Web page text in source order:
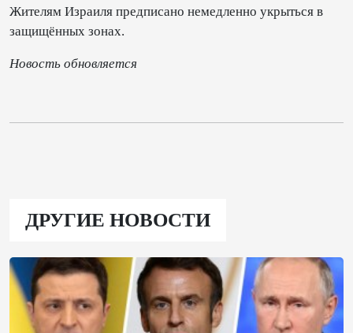
Жителям Израиля предписано немедленно укрыться в
защищённых зонах.
Новость обновляется
ДРУГИЕ НОВОСТИ